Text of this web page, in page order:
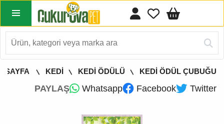
SAYFA KEDİ KEDİ ÖDÜLÜ KEDİ ÖDÜL ÇUBUĞU
PAYLAŞ Whatsapp Facebook Twitter